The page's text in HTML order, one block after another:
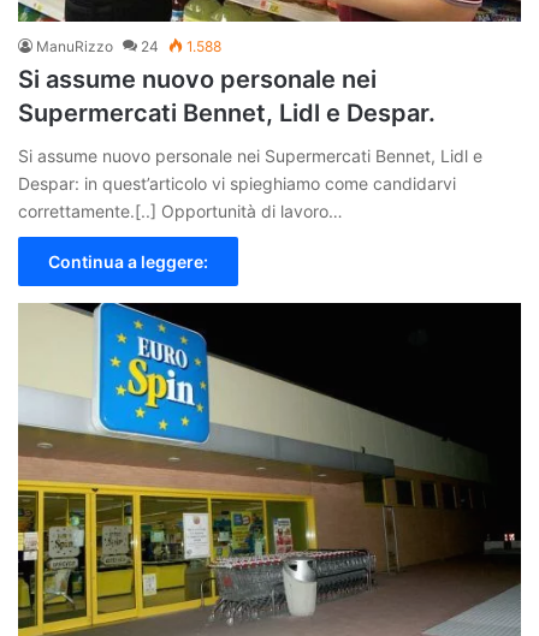
ManuRizzo 24 1.588
Si assume nuovo personale nei
Supermercati Bennet, Lidl e Despar.
Si assume nuovo personale nei Supermercati Bennet, Lidl e
Despar: in quest’articolo vi spieghiamo come candidarvi
correttamente.[..] Opportunità di lavoro…
Continua a leggere: